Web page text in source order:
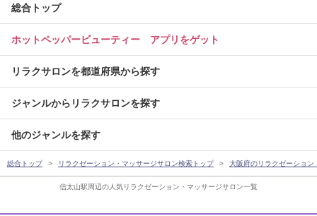
信太山駅周辺の人気リラクゼーション・マッサージサロン一覧
総合トップ
ホットペッパービューティー アプリをゲット
リラクサロンを都道府県から探す
ジャンルからリラクサロンを探す
他のジャンルを探す
総合トップ リラクゼーション・マッサージサロン検索トップ 大阪府のリラクゼーション